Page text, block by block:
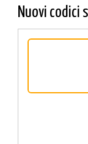
Nuovi codici